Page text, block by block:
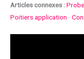
Articles connexes :
Poitiers application ·